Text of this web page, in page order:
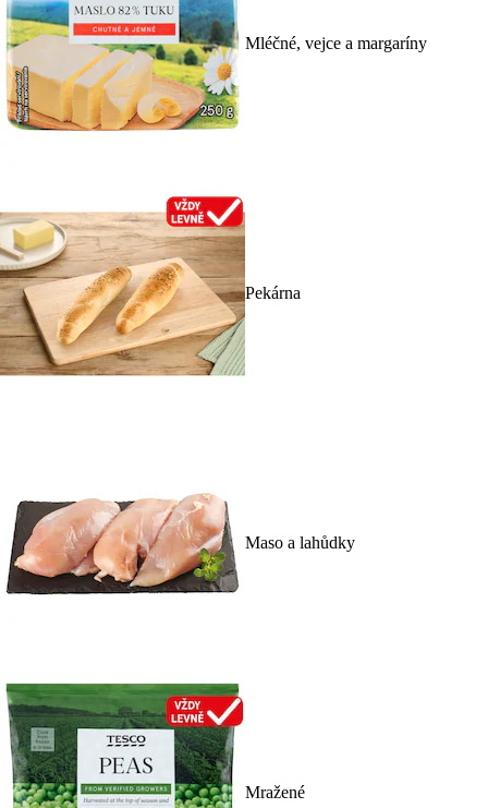
Mléčné, vejce a margaríny
Pekárna
Maso a lahůdky
Mražené